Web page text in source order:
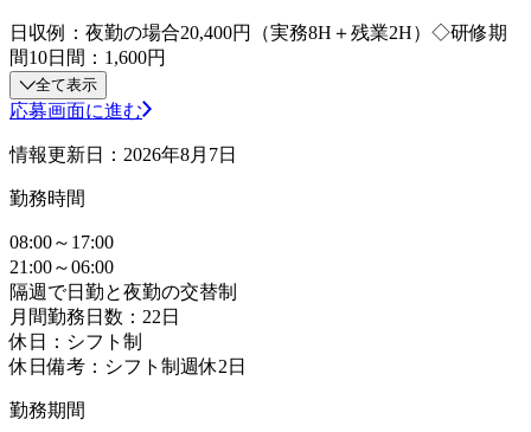
日収例：夜勤の場合20,400円（実務8H＋残業2H）◇研修期
間10日間：1,600円
全て表示
応募画面に進む
情報更新日：2026年8月7日
勤務時間
08:00～17:00
21:00～06:00
隔週で日勤と夜勤の交替制
月間勤務日数：22日
休日：シフト制
休日備考：シフト制週休2日
勤務期間